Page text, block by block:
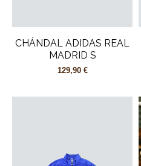
CHÁNDAL ADIDAS REAL
MADRID S
129,90 €